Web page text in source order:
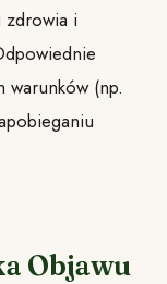
i
warunków (np.
Objawu